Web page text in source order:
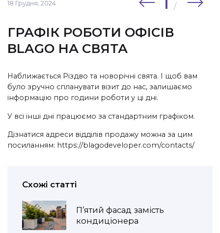
18 Грудня, 2024 /
ГРАФІК РОБОТИ ОФІСІВ
BLAGO НА СВЯТА
Наближається Різдво та новорічні свята. І щоб вам
було зручно спланувати візит до нас, залишаємо
інформацію про години роботи у ці дні.
У всі інші дні працюємо за стандартним графіком.
Дізнатися адреси відділів продажу можна за цим
посиланням: https://blagodeveloper.com/contacts/
Схожі статті
П’ятий фасад замість
кондиціонера